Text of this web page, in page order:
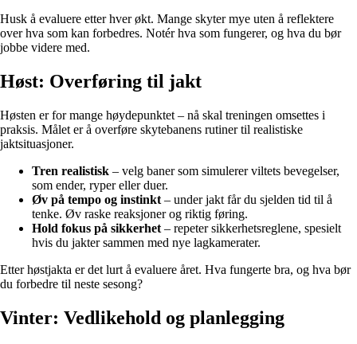
Husk å evaluere etter hver økt. Mange skyter mye uten å reflektere
over hva som kan forbedres. Notér hva som fungerer, og hva du bør
jobbe videre med.
Høst: Overføring til jakt
Høsten er for mange høydepunktet – nå skal treningen omsettes i
praksis. Målet er å overføre skytebanens rutiner til realistiske
jaktsituasjoner.
Tren realistisk – velg baner som simulerer viltets bevegelser,
som ender, ryper eller duer.
Øv på tempo og instinkt – under jakt får du sjelden tid til å
tenke. Øv raske reaksjoner og riktig føring.
Hold fokus på sikkerhet – repeter sikkerhetsreglene, spesielt
hvis du jakter sammen med nye lagkamerater.
Etter høstjakta er det lurt å evaluere året. Hva fungerte bra, og hva bør
du forbedre til neste sesong?
Vinter: Vedlikehold og planlegging